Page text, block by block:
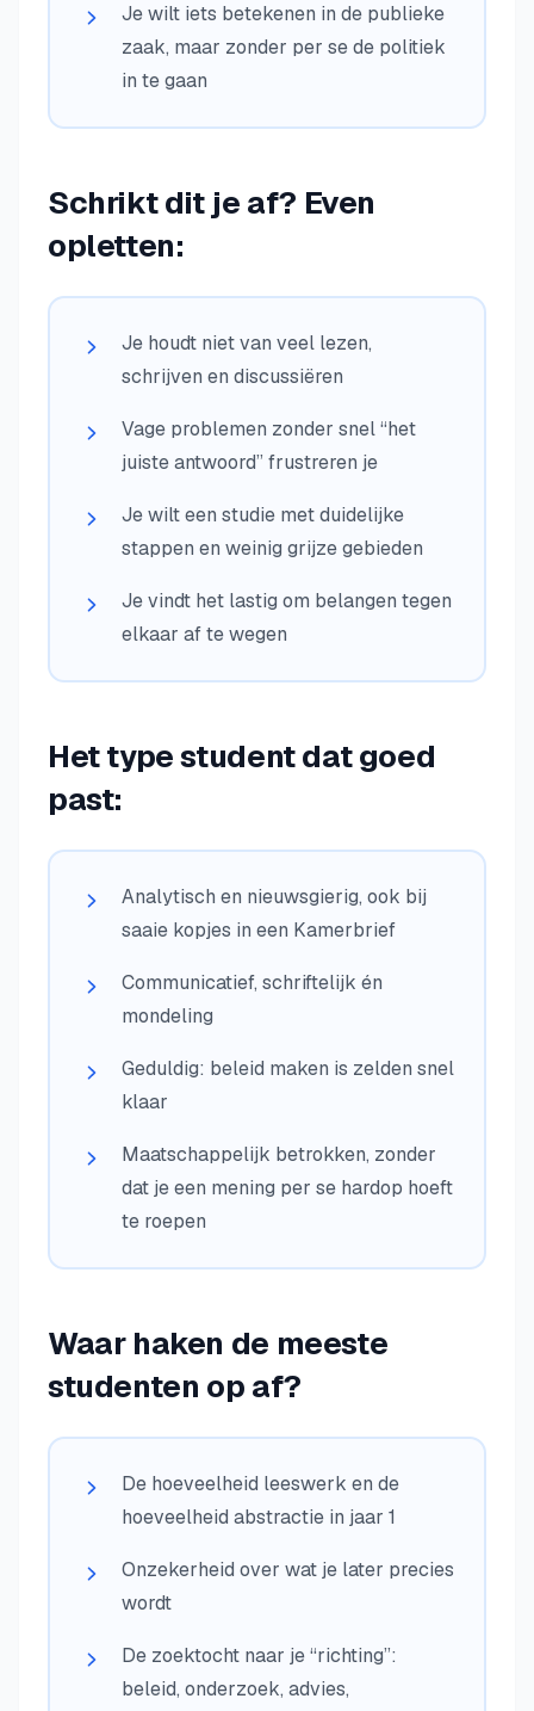
Je wilt iets betekenen in de publieke
zaak, maar zonder per se de politiek
in te gaan
Schrikt dit je af? Even
opletten:
Je houdt niet van veel lezen,
schrijven en discussiëren
Vage problemen zonder snel “het
juiste antwoord” frustreren je
Je wilt een studie met duidelijke
stappen en weinig grijze gebieden
Je vindt het lastig om belangen tegen
elkaar af te wegen
Het type student dat goed
past:
Analytisch en nieuwsgierig, ook bij
saaie kopjes in een Kamerbrief
Communicatief, schriftelijk én
mondeling
Geduldig: beleid maken is zelden snel
klaar
Maatschappelijk betrokken, zonder
dat je een mening per se hardop hoeft
te roepen
Waar haken de meeste
studenten op af?
De hoeveelheid leeswerk en de
hoeveelheid abstractie in jaar 1
Onzekerheid over wat je later precies
wordt
De zoektocht naar je “richting”:
beleid, onderzoek, advies,